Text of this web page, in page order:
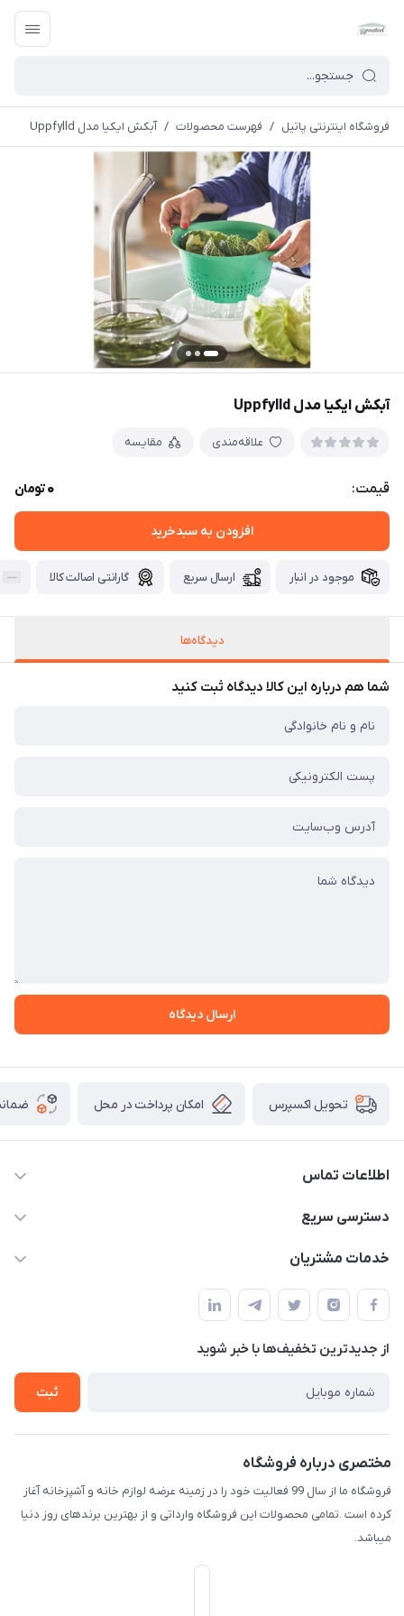
فروشگاه اینترنتی پاتیل / فهرست محصولات / آبکش ایکیا مدل Uppfylld
آبکش ایکیا مدل Uppfylld
علاقه‌مندی مقایسه
قیمت: 0تومان
افزودن به سبدخرید
موجود در انبار ارسال سریع گارانتی اصالت کالا
دیدگاه‌ها
شما هم درباره این کالا دیدگاه ثبت کنید
ارسال دیدگاه
تحویل اکسپرس امکان پرداخت در محل
اطلاعات تماس
09165044753
دسترسی سریع
حساب کاربری
لیست محصولات
درباره ما
خدمات مشتریان
قوانین و مقررات
حریم خصوصی
راهنما
از جدید‌ترین تخفیف‌ها با‌ خبر شوید
ثبت
مختصری درباره فروشگاه
فروشگاه ما از سال 99 فعالیت خود را در زمینه عرضه لوازم خانه و آشپزخانه آغاز
کرده است .تمامی محصولات این فروشگاه وارداتی و از بهترین برندهای روز دنیا
میباشد.